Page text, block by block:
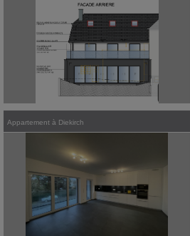
Appartement à Diekirch